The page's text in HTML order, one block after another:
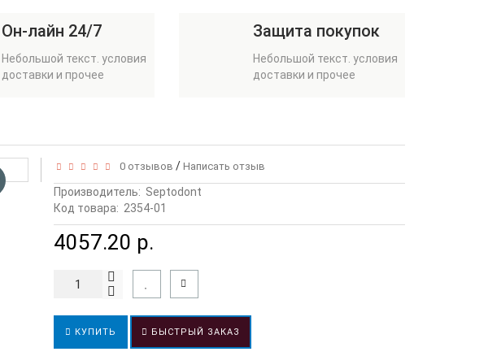
Он-лайн 24/7
Небольшой текст. условия
доставки и прочее
Защита покупок
Небольшой текст. условия
доставки и прочее
0 отзывов / Написать отзыв
Производитель: Septodont
Код товара: 2354-01
4057.20 р.
КУПИТЬ БЫСТРЫЙ ЗАКАЗ